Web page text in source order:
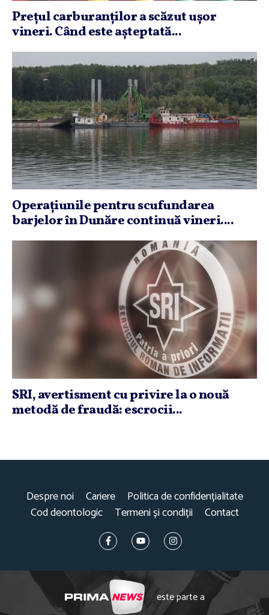
Preţul carburanţilor a scăzut uşor
vineri. Când este aşteptată...
Operaţiunile pentru scufundarea
barjelor în Dunăre continuă vineri....
SRI, avertisment cu privire la o nouă
metodă de fraudă: escrocii...
Despre noi Cariere
Politica de confidențialitate
Cod deontologic
Termeni și condiții Contact
este parte a